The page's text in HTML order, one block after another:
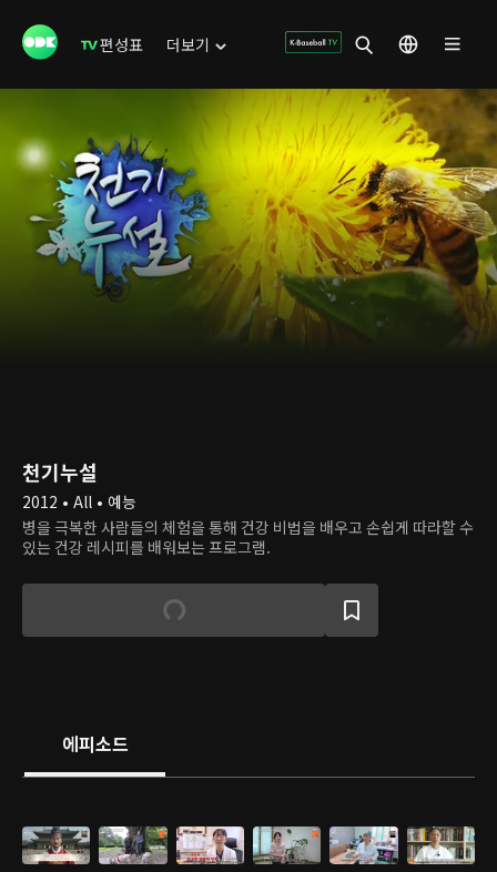
편성표 더보기
천기누설
2012 • All • 예능
병을 극복한 사람들의 체험을 통해 건강 비법을 배우고 손쉽게 따라할 수
있는 건강 레시피를 배워보는 프로그램.
에피소드